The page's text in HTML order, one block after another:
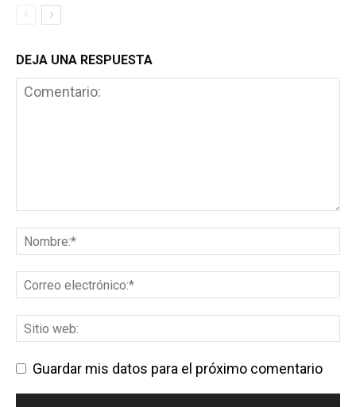
DEJA UNA RESPUESTA
Guardar mis datos para el próximo comentario